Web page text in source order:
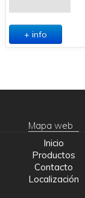
+ info
Mapa web
Inicio
Productos
Contacto
Localización